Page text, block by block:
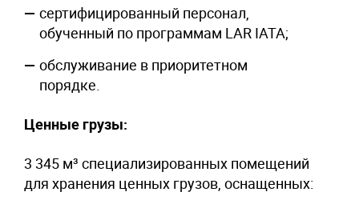
сертифицированный персонал,
обученный по программам LAR IATA;
обслуживание в приоритетном
порядке.
Ценные грузы:
3 345 м³ специализированных помещений
для хранения ценных грузов, оснащенных: